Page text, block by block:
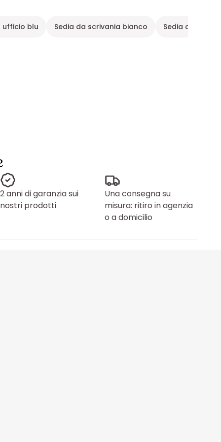
ufficio blu Sedia da scrivania bianco Sedia da
2 anni di garanzia sui
nostri prodotti
Una consegna su
misura: ritiro in agenzia
o a domicilio